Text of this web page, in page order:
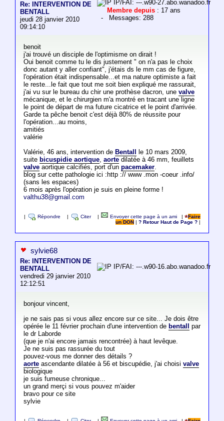
Re: INTERVENTION DE
BENTALL
jeudi 28 janvier 2010
09:14:10
IP/FAI: ---.w90-27.abo.wanadoo.fr
Membre depuis : 17 ans
- Messages: 288
benoit
j'ai trouvé un disciple de l'optimisme on dirait !
Oui benoit comme tu le dis justement " on n'a pas le choix
donc autant y aller confiant", j'étais ds le mm cas de figure,
l'opération était indispensable...et ma nature optimiste a fait
le reste...le fait que tout me soit bien expliqué me rassurait,
j'ai vu sur le bureau du chir une prothèse dacron, une valve
mécanique, et le chirurgien m'a montré en tracant une ligne
le point de départ de ma future cicatrice et le point d'arrivée.
Garde ta pêche benoit c'est déjà 80% de réussite pour
l'opération...au moins,
amitiés
valérie
Valérie, 46 ans, intervention de Bentall
le 10 mars 2009,
suite bicuspidie aortique, aortedilatée à 46 mm, feuillets
valveaortique calcifiés, port d'un pacemaker.
blog sur cette pathologie ici :http :// www .mon -coeur .info/
(sans les espaces)
6 mois après l'opération je suis en pleine forme !
valthu38@gmail.com
Répondre Citer Envoyer cette page à un ami |
Faire
un DON
|? Retour Haut de Page ?
sylvie68
Re: INTERVENTION DE
BENTALL
vendredi 29 janvier 2010
12:12:51
IP/FAI: ---.w90-16.abo.wanadoo.fr
bonjour vincent,
je ne sais pas si vous allez encore sur ce site... Je dois être
opérée le 11 février prochain d'une intervention de bentall
par
le dr Laborde
(que je n'ai encore jamais rencontrée) à haut levêque.
Je ne suis pas rassurée du tout
pouvez-vous me donner des détails ?
aorteascendante dilatée à 56 et biscupédie, j'ai choisi valve
biologique
je suis fumeuse chronique...
un grand merçi si vous pouvez m'aider
bravo pour ce site
sylvie